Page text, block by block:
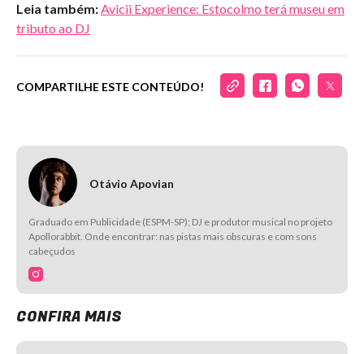
Leia também:Avicii Experience: Estocolmo terá museu em
tributo ao DJ
COMPARTILHE ESTE CONTEÚDO!
Otávio Apovian
Graduado em Publicidade (ESPM-SP); DJ e produtor musical no projeto
Apollorabbit. Onde encontrar: nas pistas mais obscuras e com sons
cabeçudos
CONFIRA MAIS